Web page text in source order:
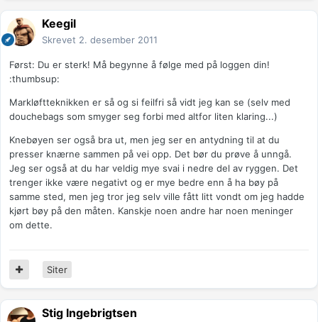
Keegil
Skrevet 2. desember 2011
Først: Du er sterk! Må begynne å følge med på loggen din!
:thumbsup:
Markløftteknikken er så og si feilfri så vidt jeg kan se (selv med
douchebags som smyger seg forbi med altfor liten klaring...)
Knebøyen ser også bra ut, men jeg ser en antydning til at du
presser knærne sammen på vei opp. Det bør du prøve å unngå.
Jeg ser også at du har veldig mye svai i nedre del av ryggen. Det
trenger ikke være negativt og er mye bedre enn å ha bøy på
samme sted, men jeg tror jeg selv ville fått litt vondt om jeg hadde
kjørt bøy på den måten. Kanskje noen andre har noen meninger
om dette.
Siter
Stig Ingebrigtsen